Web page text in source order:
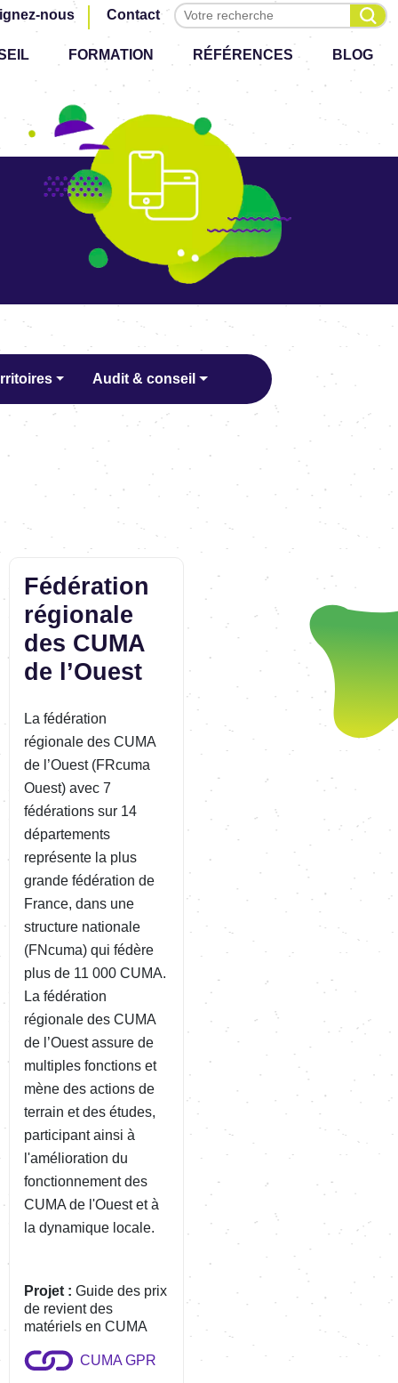
nous Contact Effectuer une recherche
FORMATION RÉFÉRENCES BLOG
Audit & conseil
Fédération
régionale
des CUMA
de l’Ouest
La fédération
régionale des CUMA
de l’Ouest (FRcuma
Ouest) avec 7
fédérations sur 14
départements
représente la plus
grande fédération de
France, dans une
structure nationale
(FNcuma) qui fédère
plus de 11 000 CUMA.
La fédération
régionale des CUMA
de l’Ouest assure de
multiples fonctions et
mène des actions de
terrain et des études,
participant ainsi à
l'amélioration du
fonctionnement des
CUMA de l'Ouest et à
la dynamique locale.
Projet : Guide des prix
de revient des
matériels en CUMA
CUMA GPR